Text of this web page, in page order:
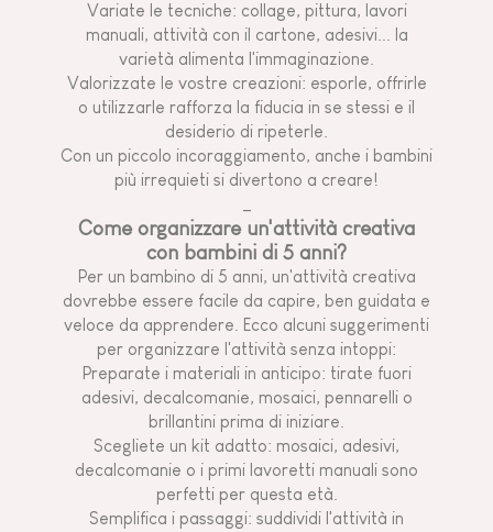
Variate le tecniche: collage, pittura, lavori
manuali, attività con il cartone, adesivi... la
varietà alimenta l'immaginazione.
Valorizzate le vostre creazioni: esporle, offrirle
o utilizzarle rafforza la fiducia in se stessi e il
desiderio di ripeterle.
Con un piccolo incoraggiamento, anche i bambini
più irrequieti si divertono a creare!
Come organizzare un'attività creativa
con bambini di 5 anni?
Per un bambino di 5 anni, un'attività creativa
dovrebbe essere facile da capire, ben guidata e
veloce da apprendere. Ecco alcuni suggerimenti
per organizzare l'attività senza intoppi:
Preparate i materiali in anticipo: tirate fuori
adesivi, decalcomanie, mosaici, pennarelli o
brillantini prima di iniziare.
Scegliete un kit adatto: mosaici, adesivi,
decalcomanie o i primi lavoretti manuali sono
perfetti per questa età.
Semplifica i passaggi: suddividi l'attività in